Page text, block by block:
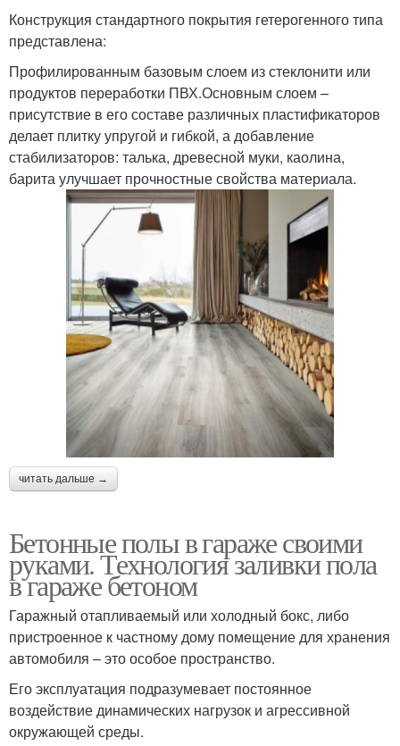
Конструкция стандартного покрытия гетерогенного типа
представлена:
Профилированным базовым слоем из стеклонити или
продуктов переработки ПВХ.Основным слоем –
присутствие в его составе различных пластификаторов
делает плитку упругой и гибкой, а добавление
стабилизаторов: талька, древесной муки, каолина,
барита улучшает прочностные свойства материала.
читать дальше →
Бетонные полы в гараже своими
руками. Технология заливки пола
в гараже бетоном
Гаражный отапливаемый или холодный бокс, либо
пристроенное к частному дому помещение для хранения
автомобиля – это особое пространство.
Его эксплуатация подразумевает постоянное
воздействие динамических нагрузок и агрессивной
окружающей среды.